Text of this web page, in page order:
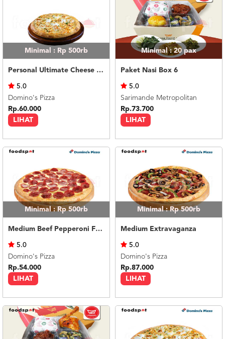
Minimal : Rp 500rb
Personal Ultimate Cheese Melt
LIHAT
5.0
Domino's Pizza
Rp.60.000
Minimal : 20 pax
Paket Nasi Box 6
LIHAT
5.0
Sarimande Metropolitan
Rp.73.700
Minimal : Rp 500rb
Medium Beef Pepperoni Feast
LIHAT
5.0
Domino's Pizza
Rp.54.000
Minimal : Rp 500rb
Medium Extravaganza
LIHAT
5.0
Domino's Pizza
Rp.87.000